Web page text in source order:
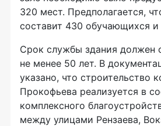
320 мест. Предполагается,
составит 430 обучающихся и
Срок службы здания должен
не менее 50 лет. В
указано, что строительство
Прокофьева реализуется в
комплексного
между улицами Рензаева,